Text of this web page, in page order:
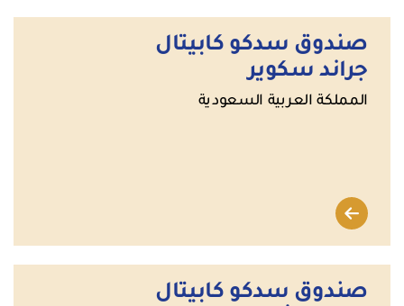
صندوق سدكو كابيتال
جراند سكوير
المملكة العربية السعودية
صندوق سدكو كابيتال